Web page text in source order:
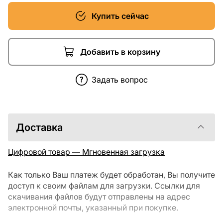
Купить сейчас
Добавить в корзину
Задать вопрос
Доставка
Цифровой товар — Мгновенная загрузка
Как только Ваш платеж будет обработан, Вы получите
доступ к своим файлам для загрузки. Ссылки для
скачивания файлов будут отправлены на адрес
электронной почты, указанный при покупке.